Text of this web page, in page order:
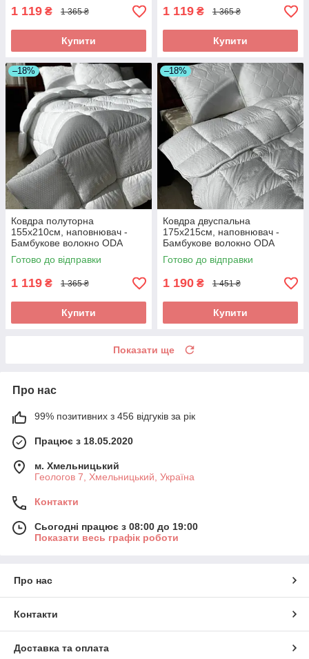
1 119 ₴ 1 365 ₴
Купити
1 119 ₴ 1 365 ₴
Купити
–18%
Ковдра полуторна
155х210см, наповнювач -
Бамбукове волокно ODA
bamboo Одіяло полуторний
розмір
Готово до відправки
1 119 ₴ 1 365 ₴
Купити
–18%
Ковдра двуспальна
175х215см, наповнювач -
Бамбукове волокно ODA
bamboo Одіяло двоспальний
розмір
Готово до відправки
1 190 ₴ 1 451 ₴
Купити
Показати ще
Про нас
99% позитивних з 456 відгуків за рік
Працює з 18.05.2020
м. Хмельницький
Геологов 7, Хмельницький, Україна
Контакти
Сьогодні працює з 08:00 до 19:00
Показати весь графік роботи
Про нас
Контакти
Доставка та оплата